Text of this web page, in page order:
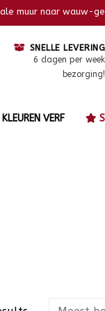
muur naar wauw-
SNELLE LEVERING
6 dagen per week
bezorging!
KLEUREN VERF